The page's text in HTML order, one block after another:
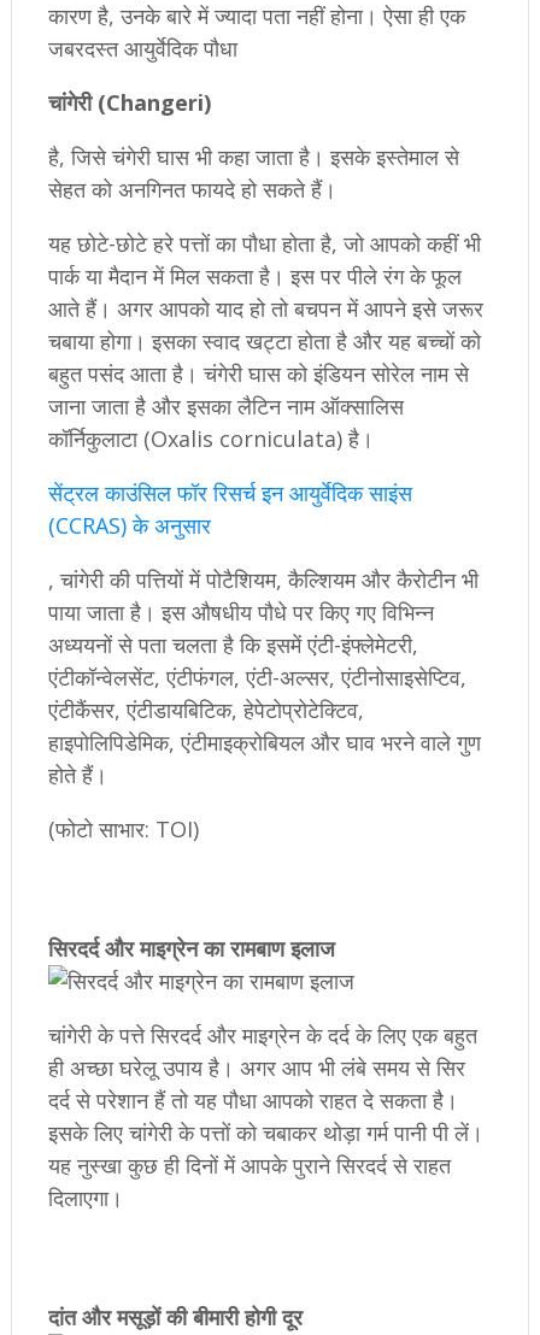
कारण है, उनके बारे में ज्यादा पता नहीं होना। ऐसा ही एक
जबरदस्त आयुर्वेदिक पौधा
चांगेरी (Changeri)
है, जिसे चंगेरी घास भी कहा जाता है। इसके इस्तेमाल से
सेहत को अनगिनत फायदे हो सकते हैं।
यह छोटे-छोटे हरे पत्तों का पौधा होता है, जो आपको कहीं भी
पार्क या मैदान में मिल सकता है। इस पर पीले रंग के फूल
आते हैं। अगर आपको याद हो तो बचपन में आपने इसे जरूर
चबाया होगा। इसका स्वाद खट्टा होता है और यह बच्चों को
बहुत पसंद आता है। चंगेरी घास को इंडियन सोरेल नाम से
जाना जाता है और इसका लैटिन नाम ऑक्सालिस
कॉर्निकुलाटा (Oxalis corniculata) है।
सेंट्रल काउंसिल फॉर रिसर्च इन आयुर्वेदिक साइंस
(CCRAS) के अनुसार
, चांगेरी की पत्तियों में पोटैशियम, कैल्शियम और कैरोटीन भी
पाया जाता है। इस औषधीय पौधे पर किए गए विभिन्न
अध्ययनों से पता चलता है कि इसमें एंटी-इंफ्लेमेटरी,
एंटीकॉन्वेलसेंट, एंटीफंगल, एंटी-अल्सर, एंटीनोसाइसेप्टिव,
एंटीकैंसर, एंटीडायबिटिक, हेपेटोप्रोटेक्टिव,
हाइपोलिपिडेमिक, एंटीमाइक्रोबियल और घाव भरने वाले गुण
होते हैं।
(फोटो साभार: TOI)
सिरदर्द और माइग्रेन का रामबाण इलाज
चांगेरी के पत्ते सिरदर्द और माइग्रेन के दर्द के लिए एक बहुत
ही अच्छा घरेलू उपाय है। अगर आप भी लंबे समय से सिर
दर्द से परेशान हैं तो यह पौधा आपको राहत दे सकता है।
इसके लिए चांगेरी के पत्तों को चबाकर थोड़ा गर्म पानी पी लें।
यह नुस्खा कुछ ही दिनों में आपके पुराने सिरदर्द से राहत
दिलाएगा।
दांत और मसूड़ों की बीमारी होगी दूर